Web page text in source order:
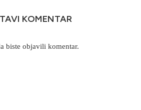
KOMENTAR
biste objavili komentar.